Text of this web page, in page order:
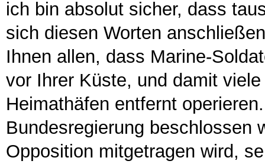
ich bin absolut sicher, dass
sich diesen Worten
Ihnen allen, dass Marine-
vor Ihrer Küste, und damit
Heimathäfen entfernt
Bundesregierung beschlossen
Opposition mitgetragen wird,